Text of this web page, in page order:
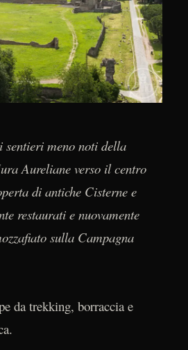
sentieri meno noti della
Aureliane verso il centro
di antiche Cisterne e
restaurati e nuovamente
sulla Campagna
da trekking, borraccia e